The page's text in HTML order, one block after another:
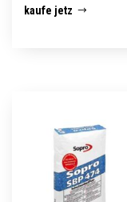
kaufe jetz